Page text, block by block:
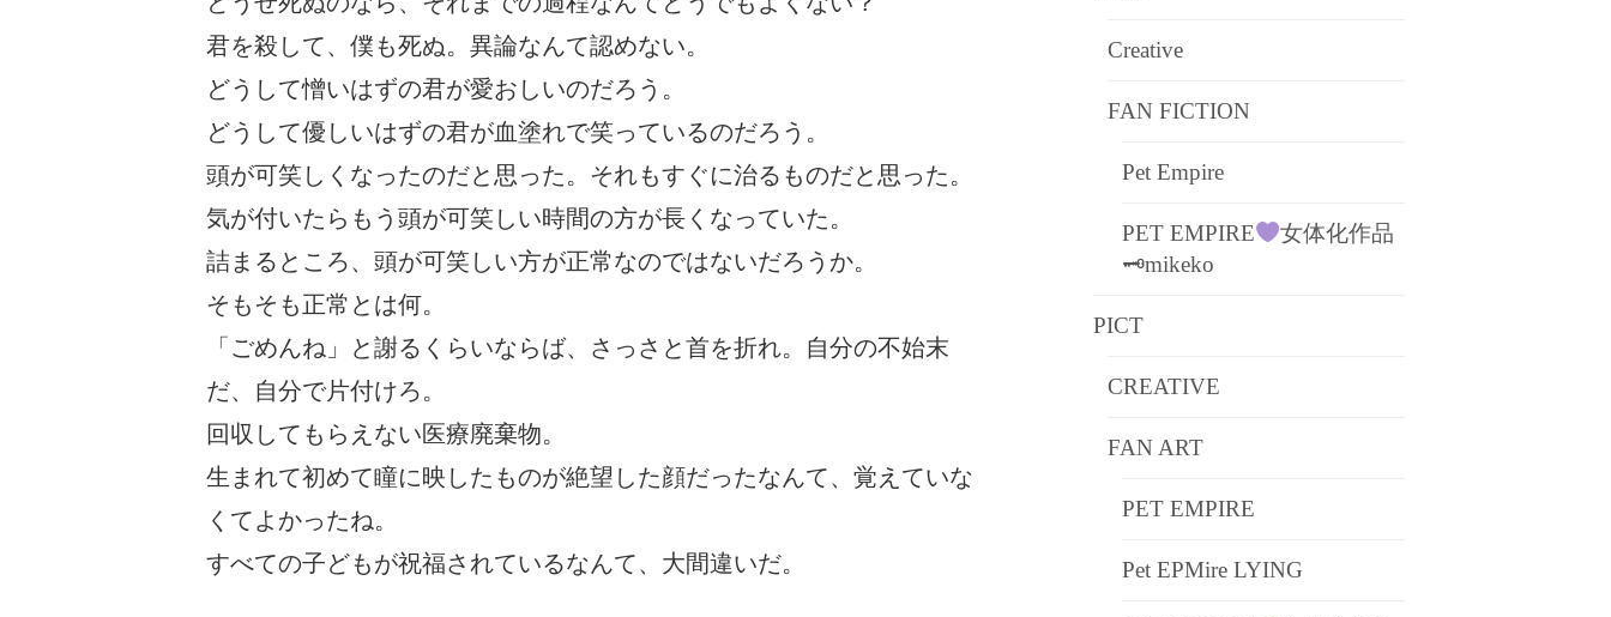
君を殺して、僕も死ぬ。異論なんて認めない。
どうして憎いはずの君が愛おしいのだろう。
どうして優しいはずの君が血塗れで笑っているのだろう。
頭が可笑しくなったのだと思った。それもすぐに治るものだと思った。
気が付いたらもう頭が可笑しい時間の方が長くなっていた。
詰まるところ、頭が可笑しい方が正常なのではないだろうか。
そもそも正常とは何。
「ごめんね」と謝るくらいならば、さっさと首を折れ。自分の不始末
だ、自分で片付けろ。
回収してもらえない医療廃棄物。
生まれて初めて瞳に映したものが絶望した顔だったなんて、覚えていな
くてよかったね。
すべての子どもが祝福されているなんて、大間違いだ。
Creative
FAN FICTION
Pet Empire
PET EMPIRE
女体化作品
🗝mikeko
PICT
CREATIVE
FAN ART
PET EMPIRE
Pet EPMire LYING